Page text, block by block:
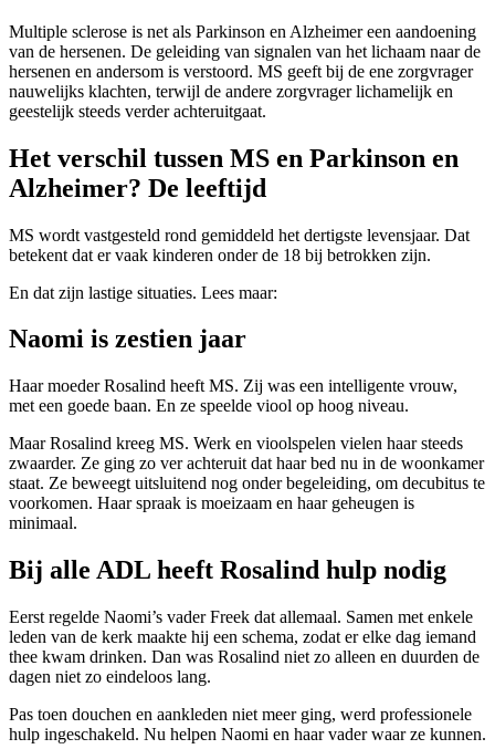
Multiple sclerose is net als Parkinson en Alzheimer een aandoening
van de hersenen. De geleiding van signalen van het lichaam naar de
hersenen en andersom is verstoord. MS geeft bij de ene zorgvrager
nauwelijks klachten, terwijl de andere zorgvrager lichamelijk en
geestelijk steeds verder achteruitgaat.
Het verschil tussen MS en Parkinson en
Alzheimer? De leeftijd
MS wordt vastgesteld rond gemiddeld het dertigste levensjaar. Dat
betekent dat er vaak kinderen onder de 18 bij betrokken zijn.
En dat zijn lastige situaties. Lees maar:
Naomi is zestien jaar
Haar moeder Rosalind heeft MS. Zij was een intelligente vrouw,
met een goede baan. En ze speelde viool op hoog niveau.
Maar Rosalind kreeg MS. Werk en vioolspelen vielen haar steeds
zwaarder. Ze ging zo ver achteruit dat haar bed nu in de woonkamer
staat. Ze beweegt uitsluitend nog onder begeleiding, om decubitus te
voorkomen. Haar spraak is moeizaam en haar geheugen is
minimaal.
Bij alle ADL heeft Rosalind hulp nodig
Eerst regelde Naomi’s vader Freek dat allemaal. Samen met enkele
leden van de kerk maakte hij een schema, zodat er elke dag iemand
thee kwam drinken. Dan was Rosalind niet zo alleen en duurden de
dagen niet zo eindeloos lang.
Pas toen douchen en aankleden niet meer ging, werd professionele
hulp ingeschakeld. Nu helpen Naomi en haar vader waar ze kunnen.